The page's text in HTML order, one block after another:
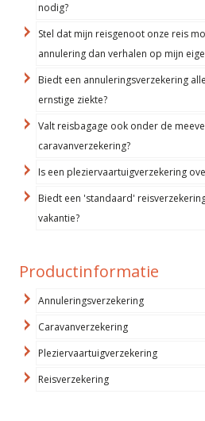
nodig?
Stel dat mijn reisgenoot onze reis
annulering dan verhalen op mijn
Biedt een annuleringsverzekering
ernstige ziekte?
Valt reisbagage ook onder de
caravanverzekering?
Is een pleziervaartuigverzekering
Biedt een 'standaard'
vakantie?
Productinformatie
Annuleringsverzekering
Caravanverzekering
Pleziervaartuigverzekering
Reisverzekering